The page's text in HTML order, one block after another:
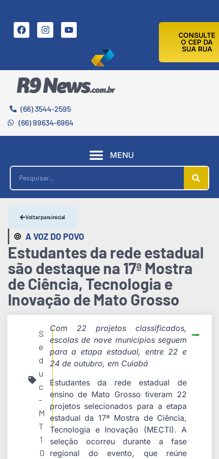
CONSULTE
O CEP DA
SUA RUA
(66) 3544-2595
(66) 99634-6964
MENU
A VOZ DO POVO
Voltar para inicial
Estudantes da rede estadual
são destaque na 17ª Mostra
de Ciência, Tecnologia e
Inovação de Mato Grosso
S
e
d
u
c
-
M
T
1
0
Com 22 projetos classificados,
escolas de nove municípios seguem
para a etapa estadual, entre 22 e
24 de outubro, em Cuiabá
Estudantes da rede estadual de
ensino de Mato Grosso tiveram 22
projetos selecionados para a etapa
estadual da 17ª Mostra de Ciência,
Tecnologia e Inovação (MECTI). A
seleção ocorreu durante a fase
regional do evento, que reúne